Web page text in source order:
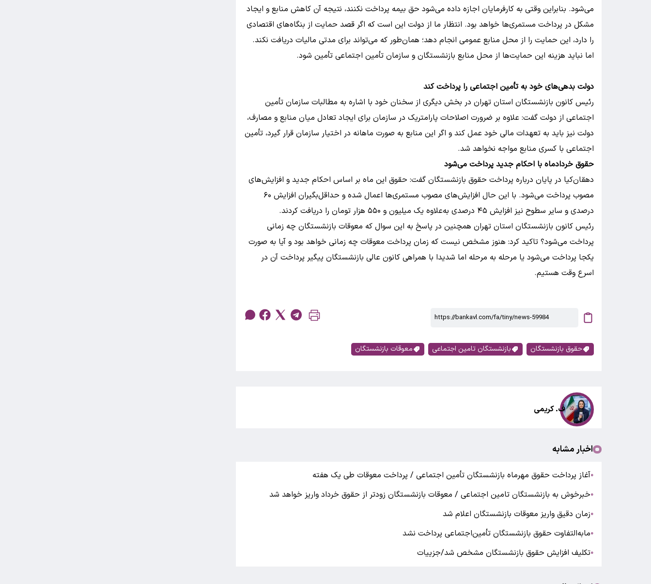
می‌شود. بنابراین وقتی به کارفرمایان اجازه داده می‌شود حق بیمه پرداخت نکنند، نتیجه آن کاهش منابع و ایجاد
مشکل در پرداخت مستمری‌ها خواهد بود. انتظار ما از دولت این است که اگر قصد حمایت از بنگاه‌های اقتصادی
را دارد، این حمایت را از محل منابع عمومی انجام دهد؛ همان‌طور که می‌تواند برای مدتی مالیات دریافت نکند.
اما نباید هزینه این حمایت‌ها از محل منابع بازنشستگان و سازمان تأمین اجتماعی تأمین شود.
دولت بدهی‌های خود به تأمین اجتماعی را پرداخت کند
رئیس کانون بازنشستگان استان تهران در بخش دیگری از سخنان خود با اشاره به مطالبات سازمان تأمین
اجتماعی از دولت گفت: علاوه بر ضرورت اصلاحات پارامتریک در سازمان برای ایجاد تعادل میان منابع و مصارف،
دولت نیز باید به تعهدات مالی خود عمل کند و اگر این منابع به صورت ماهانه در اختیار سازمان قرار گیرد، تأمین
اجتماعی با کسری منابع مواجه نخواهد شد.
حقوق خردادماه با احکام جدید پرداخت می‌شود
دهقان‌کیا در پایان درباره پرداخت حقوق بازنشستگان گفت: حقوق این ماه بر اساس احکام جدید و افزایش‌های
مصوب پرداخت می‌شود. با این حال افزایش‌های مصوب مستمری‌ها اعمال شده و حداقل‌بگیران افزایش ۶۰
درصدی و سایر سطوح نیز افزایش ۴۵ درصدی به‌علاوه یک میلیون و ۵۵۰ هزار تومان را دریافت کردند.
رئیس کانون بازنشستگان استان تهران همچنین در پاسخ به این سوال که معوقات بازنشستگان چه زمانی
پرداخت می‌شود؟ تاکید کرد:‌ هنوز مشخص نیست که زمان پرداخت معوقات چه زمانی خواهد بود و آیا به صورت
یکجا پرداخت می‌شود یا مرحله به مرحله اما شدیدا با همراهی کانون عالی بازنشستگان پیگیر پرداخت آن در
اسرع وقت هستیم.
حقوق بازنشستگان بازنشستگان تامین اجتماعی معوقات بازنشستگان
ف. کریمی
اخبار مشابه
●آغاز پرداخت حقوق مهرماه بازنشستگان تأمین اجتماعی / پرداخت معوقات طی یک هفته
●خبرخوش به بازنشستگان تامین اجتماعی / معوقات بازنشستگان زودتر از حقوق خرداد واریز خواهد شد
●زمان دقیق واریز معوقات بازنشستگان اعلام شد
●مابه‌التفاوت حقوق بازنشستگان تأمین‌اجتماعی پرداخت نشد
●تکلیف افزایش حقوق بازنشستگان مشخص شد/جزییات